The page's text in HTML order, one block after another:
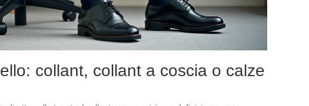
collant, collant a coscia o calze